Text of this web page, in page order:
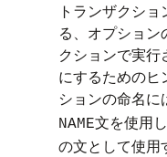
トランザクシ
る、オプショ
クションで実行
にするためのヒ
ションの命名に
NAME文を使用
の文として使用